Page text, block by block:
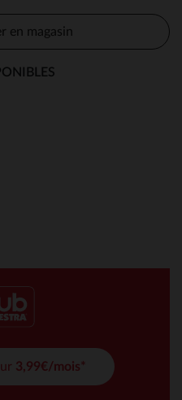
en magasin
3,99€/mois*